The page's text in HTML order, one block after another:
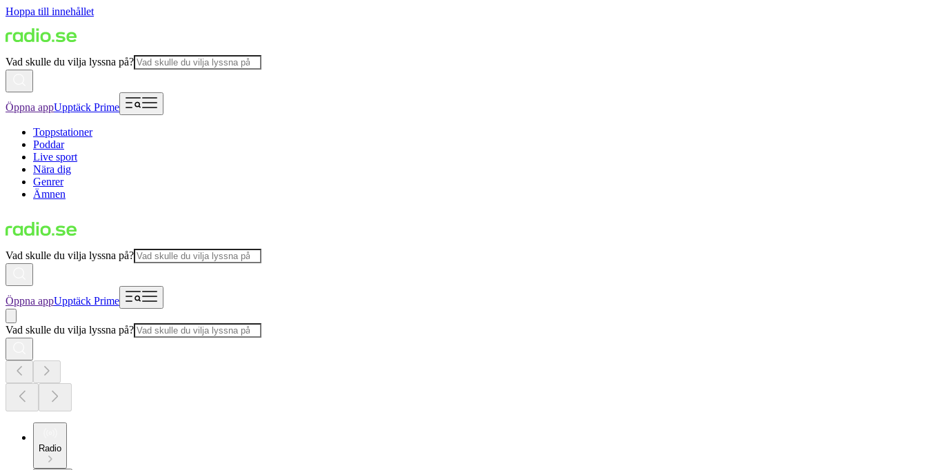
Hoppa till innehållet
Vad skulle du vilja lyssna på?
Öppna appUpptäck Prime
Toppstationer
Poddar
Live sport
Nära dig
Genrer
Ämnen
Vad skulle du vilja lyssna på?
Öppna appUpptäck Prime
Vad skulle du vilja lyssna på?
Radio